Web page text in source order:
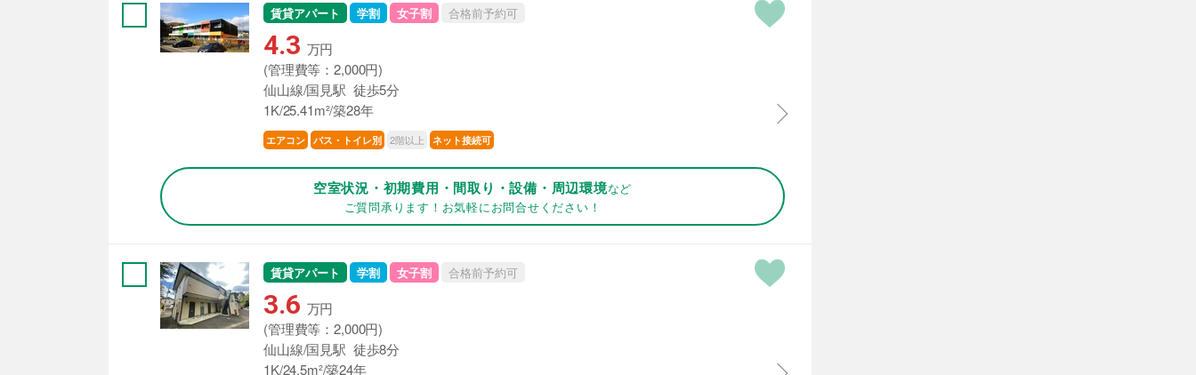
賃貸アパート 学割 女子割 合格前予約可
4.3 万円
(管理費等：2,000円)
仙山線/国見駅 徒歩5分
1K/25.41m²/築28年
エアコン バス・トイレ別 2階以上 ネット接続可
空室状況・初期費用・間取り・設備・周辺環境など
ご質問承ります！お気軽にお問合せください！
賃貸アパート 学割 女子割 合格前予約可
3.6 万円
(管理費等：2,000円)
仙山線/国見駅 徒歩8分
1K/24.5m²/築24年